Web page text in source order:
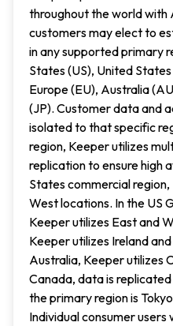
throughout the world with
customers may elect to
in any supported primary
States (US), United
Europe (EU), Australia
(JP). Customer data and
isolated to that specific
region, Keeper utilizes
replication to ensure high
States commercial
West locations. In the US
Keeper utilizes East and
Keeper utilizes Ireland
Australia, Keeper utilizes
Canada, data is
the primary region is
Individual consumer users